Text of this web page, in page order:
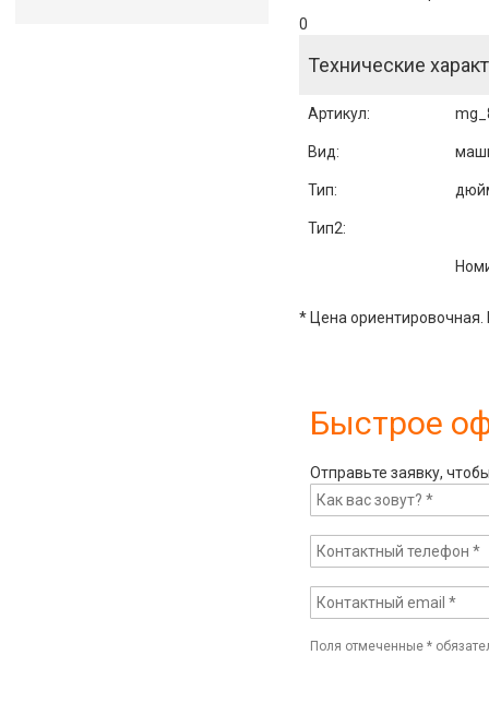
0
Технические
Артикул:
Вид:
Тип:
Тип2:
* Цена ориентировочная.
Быстрое
Отправьте заявку,
Поля отмеченные*